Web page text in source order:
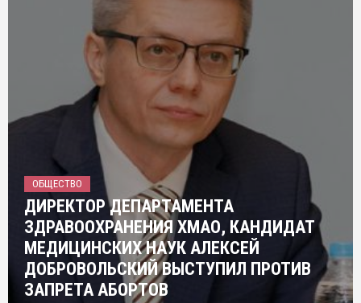
ОБЩЕСТВО
ДИРЕКТОР ДЕПАРТАМЕНТА
ЗДРАВООХРАНЕНИЯ ХМАО, КАНДИДАТ
МЕДИЦИНСКИХ НАУК АЛЕКСЕЙ
ДОБРОВОЛЬСКИЙ ВЫСТУПИЛ ПРОТИВ
ЗАПРЕТА АБОРТОВ